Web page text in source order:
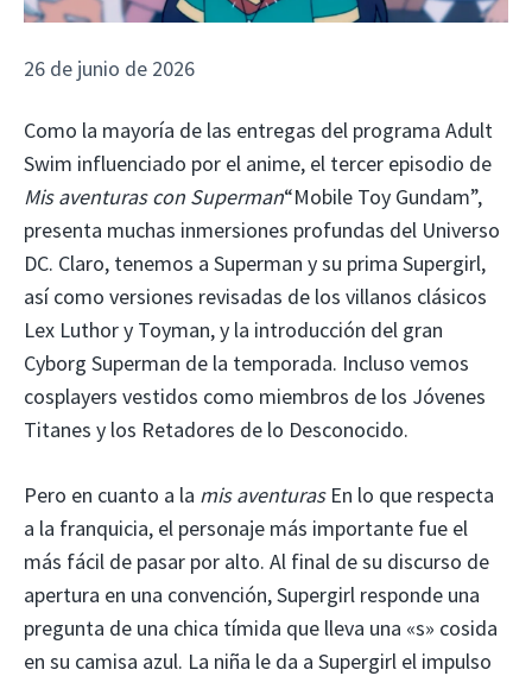
26 de junio de 2026
Como la mayoría de las entregas del programa Adult
Swim influenciado por el anime, el tercer episodio de
Mis aventuras con Superman“Mobile Toy Gundam”,
presenta muchas inmersiones profundas del Universo
DC. Claro, tenemos a Superman y su prima Supergirl,
así como versiones revisadas de los villanos clásicos
Lex Luthor y Toyman, y la introducción del gran
Cyborg Superman de la temporada. Incluso vemos
cosplayers vestidos como miembros de los Jóvenes
Titanes y los Retadores de lo Desconocido.
Pero en cuanto a la mis aventurasEn lo que respecta
a la franquicia, el personaje más importante fue el
más fácil de pasar por alto. Al final de su discurso de
apertura en una convención, Supergirl responde una
pregunta de una chica tímida que lleva una «s» cosida
en su camisa azul. La niña le da a Supergirl el impulso